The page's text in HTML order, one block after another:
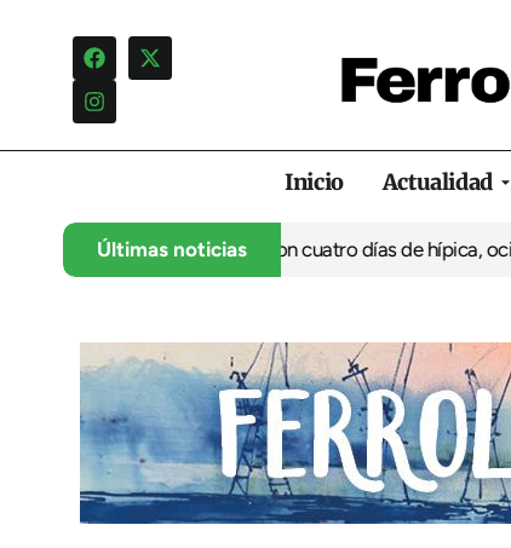
Inicio Actualidad
Últimas noticias
su 35º aniversario con cuatro días de hípica, ocio